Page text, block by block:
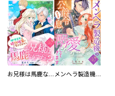
お兄様は馬鹿なんですか？～地味王女は婚約破棄に巻き込まれる～ メンヘラ製造機の公爵令息（過保護）が溺愛してきます